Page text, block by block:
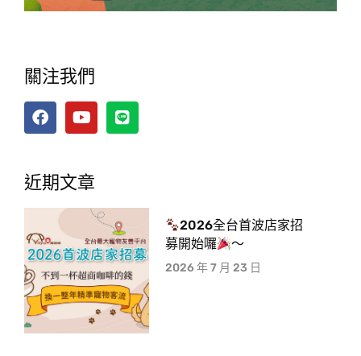
關注我們
近期文章
2026全台首波店家招
募開始囉
～
2026 年 7 月 23 日